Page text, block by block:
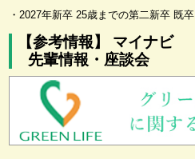
・2027年新卒 25歳までの第二新卒 既卒
【参考情報】 マイナビ
先輩情報・座談会